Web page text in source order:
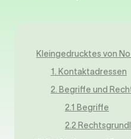
Kleingedrucktes von
1. Kontaktadressen
2. Begriffe und
2.1 Begriffe
2.2